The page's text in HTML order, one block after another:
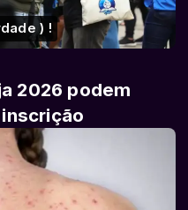
) !
2026 podem